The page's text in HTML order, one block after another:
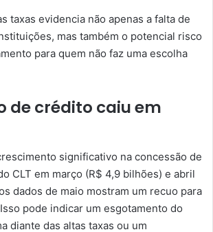
taxas evidencia não apenas a falta de
mas também o potencial risco
para quem não faz uma escolha
de crédito caiu em
significativo na concessão de
CLT em março (R$ 4,9 bilhões) e abril
dados de maio mostram um recuo para
pode indicar um esgotamento do
diante das altas taxas ou um